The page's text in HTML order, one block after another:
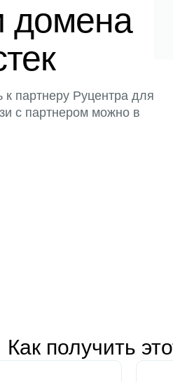
домена
партнеру Руцентра для
с партнером можно в
Как получить